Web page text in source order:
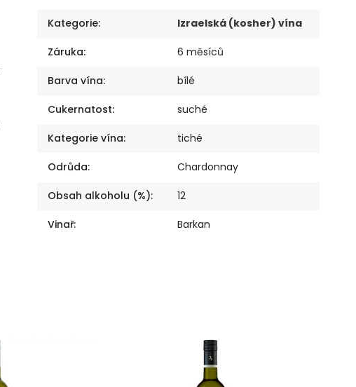
Kategorie: Izraelská (kosher) vína
Záruka: 6 měsíců
Barva vína: bílé
Cukernatost: suché
Kategorie vína: tiché
Odrůda: Chardonnay
Obsah alkoholu (%): 12
Vinař: Barkan